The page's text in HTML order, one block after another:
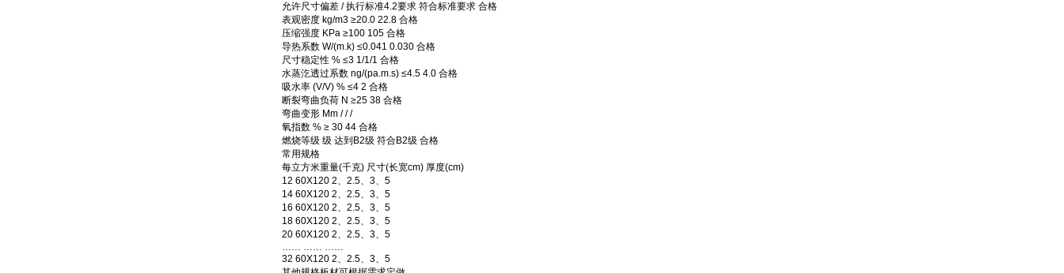
允许尺寸偏差 / 执行标准4.2要求 符合标准要求 合格
表观密度 kg/m3 ≥20.0 22.8 合格
压缩强度 KPa ≥100 105 合格
导热系数 W/(m.k) ≤0.041 0.030 合格
尺寸稳定性 % ≤3 1/1/1 合格
水蒸汔透过系数 ng/(pa.m.s) ≤4.5 4.0 合格
吸水率 (V/V) % ≤4 2 合格
断裂弯曲负荷 N ≥25 38 合格
弯曲变形 Mm / / /
氧指数 % ≥ 30 44 合格
燃烧等级 级 达到B2级 符合B2级 合格
常用规格
每立方米重量(千克) 尺寸(长宽cm) 厚度(cm)
12 60X120 2、2.5、3、5
14 60X120 2、2.5、3、5
16 60X120 2、2.5、3、5
18 60X120 2、2.5、3、5
20 60X120 2、2.5、3、5
…… …… ……
32 60X120 2、2.5、3、5